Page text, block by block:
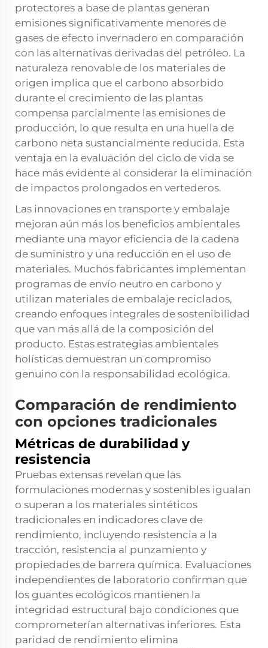
protectores a base de plantas generan
emisiones significativamente menores de
gases de efecto invernadero en comparación
con las alternativas derivadas del petróleo. La
naturaleza renovable de los materiales de
origen implica que el carbono absorbido
durante el crecimiento de las plantas
compensa parcialmente las emisiones de
producción, lo que resulta en una huella de
carbono neta sustancialmente reducida. Esta
ventaja en la evaluación del ciclo de vida se
hace más evidente al considerar la eliminación
de impactos prolongados en vertederos.
Las innovaciones en transporte y embalaje
mejoran aún más los beneficios ambientales
mediante una mayor eficiencia de la cadena
de suministro y una reducción en el uso de
materiales. Muchos fabricantes implementan
programas de envío neutro en carbono y
utilizan materiales de embalaje reciclados,
creando enfoques integrales de sostenibilidad
que van más allá de la composición del
producto. Estas estrategias ambientales
holísticas demuestran un compromiso
genuino con la responsabilidad ecológica.
Comparación de rendimiento
con opciones tradicionales
Métricas de durabilidad y
resistencia
Pruebas extensas revelan que las
formulaciones modernas y sostenibles igualan
o superan a los materiales sintéticos
tradicionales en indicadores clave de
rendimiento, incluyendo resistencia a la
tracción, resistencia al punzamiento y
propiedades de barrera química. Evaluaciones
independientes de laboratorio confirman que
los guantes ecológicos mantienen la
integridad estructural bajo condiciones que
comprometerían alternativas inferiores. Esta
paridad de rendimiento elimina